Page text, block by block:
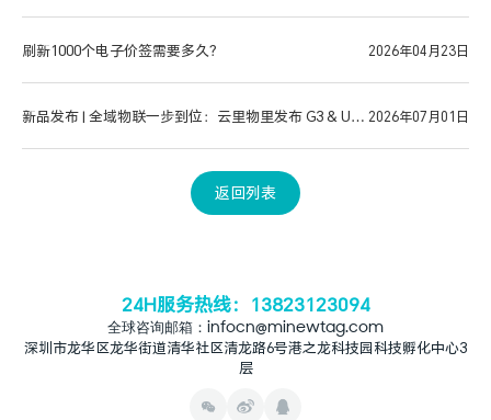
刷新1000个电子价签需要多久？ 2026年04月23日
新品发布 | 全域物联一步到位：云里物里发布 G3 & UG1 2026年07月01日
返回列表
24H服务热线：13823123094
全球咨询邮箱：infocn@minewtag.com
深圳市龙华区龙华街道清华社区清龙路6号港之龙科技园科技孵化中心3
层